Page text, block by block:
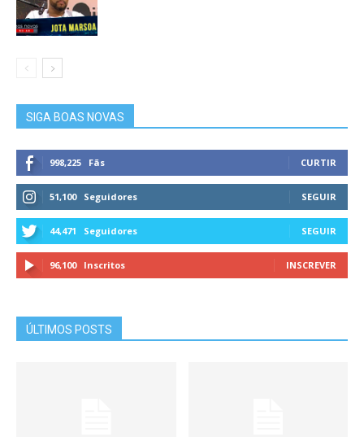
SIGA BOAS NOVAS
998,225 Fãs CURTIR
51,100 Seguidores SEGUIR
44,471 Seguidores SEGUIR
96,100 Inscritos INSCREVER
ÚLTIMOS POSTS